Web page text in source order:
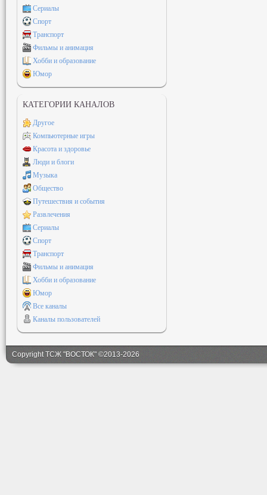
Сериалы
Спорт
Транспорт
Фильмы и анимация
Хобби и образование
Юмор
КАТЕГОРИИ КАНАЛОВ
Другое
Компьютерные игры
Красота и здоровье
Люди и блоги
Музыка
Общество
Путешествия и события
Развлечения
Сериалы
Спорт
Транспорт
Фильмы и анимация
Хобби и образование
Юмор
Все каналы
Каналы пользователей
Copyright ТСЖ "ВОСТОК" ©2013-2026